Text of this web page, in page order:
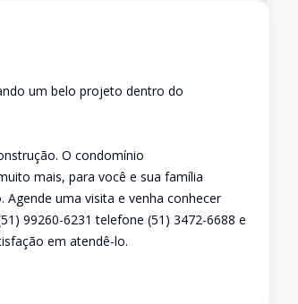
um belo projeto dentro do
O condomínio
mais, para você e sua família
uma visita e venha conhecer
99260-6231 telefone (51) 3472-6688 e
em atendê-lo.